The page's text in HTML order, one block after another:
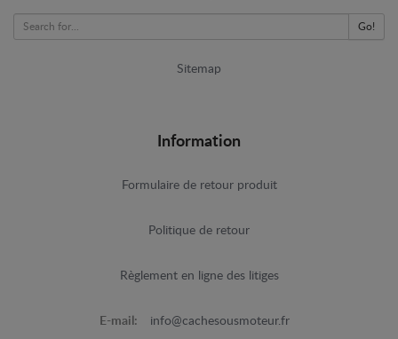
Go!
Sitemap
Information
Formulaire de retour produit
Politique de retour
Règlement en ligne des litiges
E-mail: info@cachesousmoteur.fr